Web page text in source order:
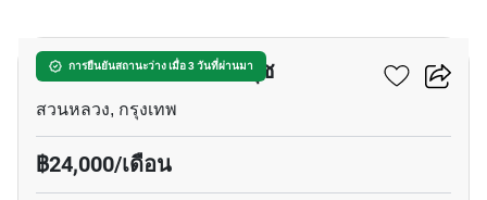
การยืนยันสถานะว่าง เมื่อ 3 วันที่ผ่านมา
แอทโมซ โอเอซิส อ่อนนุช
สวนหลวง, กรุงเทพ
฿24,000/เดือน